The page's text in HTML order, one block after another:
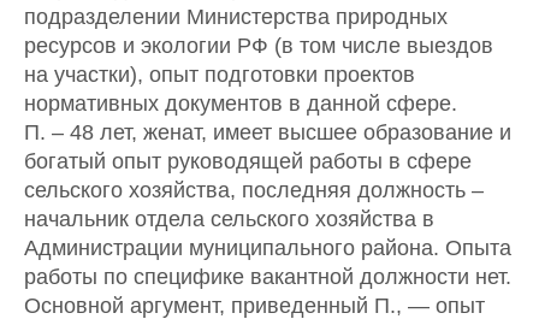
подразделении Министерства природных
ресурсов и экологии РФ (в том числе выездов
на участки), опыт подготовки проектов
нормативных документов в данной сфере.
П. – 48 лет, женат, имеет высшее образование и
богатый опыт руководящей работы в сфере
сельского хозяйства, последняя должность –
начальник отдела сельского хозяйства в
Администрации муниципального района. Опыта
работы по специфике вакантной должности нет.
Основной аргумент, приведенный П., — опыт